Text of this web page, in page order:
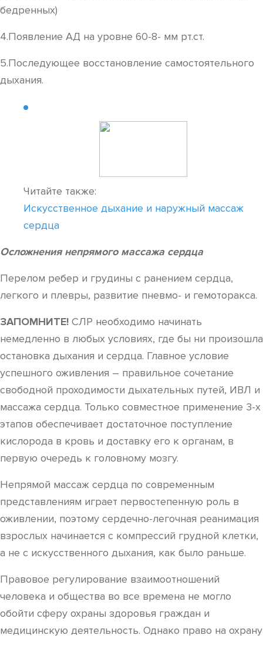
бедренных)
4.Появление АД на уровне 60-8- мм рт.ст.
5.Последующее восстановление самостоятельного
дыхания.
Читайте также:
Искусственное дыхание и наружный массаж
сердца
Осложнения непрямого массажа сердца
Перелом ребер и грудины с ранением сердца,
легкого и плевры, развитие пневмо- и гемоторакса.
ЗАПОМНИТЕ! СЛР необходимо начинать
немедленно в любых условиях, где бы ни произошла
остановка дыхания и сердца. Главное условие
успешного оживления – правильное сочетание
свободной проходимости дыхательных путей, ИВЛ и
массажа сердца. Только совместное применение 3-х
этапов обеспечивает достаточное поступление
кислорода в кровь и доставку его к органам, в
первую очередь к головному мозгу.
Непрямой массаж сердца по современным
представлениям играет первостепенную роль в
оживлении, поэтому сердечно-легочная реанимация
взрослых начинается с компрессий грудной клетки,
а не с искусственного дыхания, как было раньше.
Правовое регулирование взаимоотношений
человека и общества во все времена не могло
обойти сферу охраны здоровья граждан и
медицинскую деятельность. Однако право на охрану